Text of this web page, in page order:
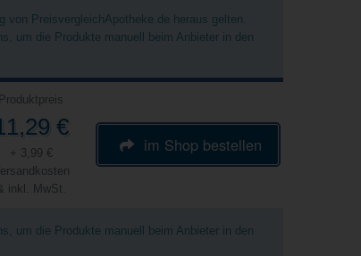
PreisvergleichApotheke.de heraus gelten.
um die Produkte manuell beim Anbieter in den
Produktpreis
€
+ 3,99 €
inkl. MwSt.
im Shop bestellen
um die Produkte manuell beim Anbieter in den